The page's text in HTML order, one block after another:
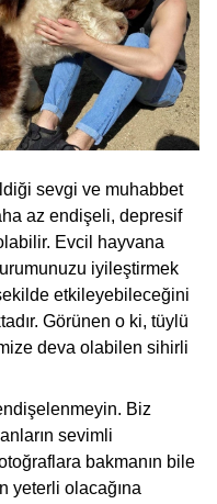
sevgi ve muhabbet
az endişeli, depresif
Evcil hayvana
iyileştirmek
etkileyebileceğini
Görünen o ki, tüylü
deva olabilen sihirli
Biz
sevimli
bakmanın bile
yeterli olacağına